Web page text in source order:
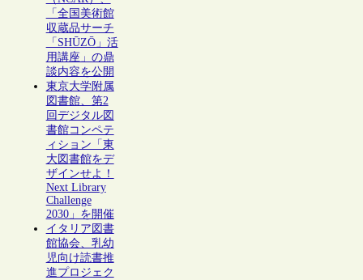
「全国美術館
収蔵品サーチ
「SHŪZŌ」活
用講座」の鼎
談内容を公開
東京大学附属
図書館、第2
回デジタル図
書館コンペテ
ィション「東
大図書館をデ
ザインせよ！
Next Library
Challenge
2030」を開催
イタリア図書
館協会、乳幼
児向け読書推
進プロジェク